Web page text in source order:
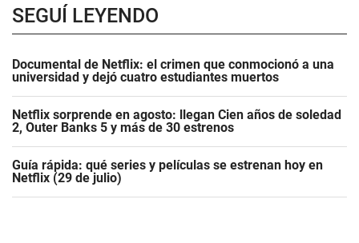
SEGUÍ LEYENDO
Documental de Netflix: el crimen que conmocionó a una
universidad y dejó cuatro estudiantes muertos
Netflix sorprende en agosto: llegan Cien años de soledad
2, Outer Banks 5 y más de 30 estrenos
Guía rápida: qué series y películas se estrenan hoy en
Netflix (29 de julio)